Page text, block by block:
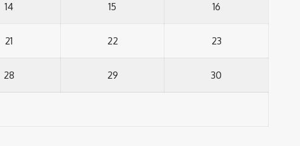
14 15 16
21 22 23
28 29 30